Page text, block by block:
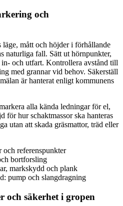
och
läge, mått och höjder i förhållande
naturliga fall. Sätt ut hörnpunkter,
in- och utfart. Kontrollera avstånd till
med grannar vid behov. Säkerställ
är hanterat enligt kommunens
alla kända ledningar för el,
för hur schaktmassor ska hanteras
utan att skada gräsmattor, träd eller
referenspunkter
bortforsling
markskydd och plank
pump och slangdragning
och säkerhet i gropen